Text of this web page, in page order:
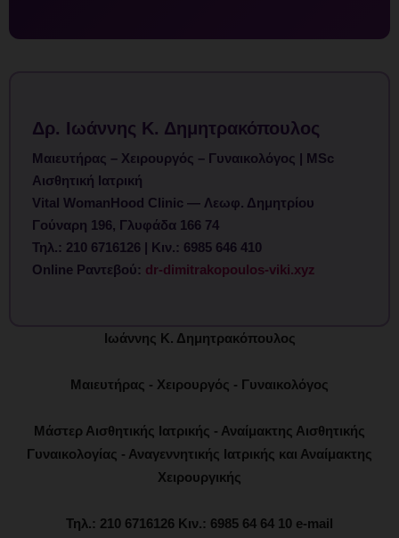
Δρ. Ιωάννης Κ. Δημητρακόπουλος
Μαιευτήρας – Χειρουργός – Γυναικολόγος | MSc
Αισθητική Ιατρική
Vital WomanHood Clinic — Λεωφ. Δημητρίου
Γούναρη 196, Γλυφάδα 166 74
Τηλ.: 210 6716126 | Κιν.: 6985 646 410
Online Ραντεβού: dr-dimitrakopoulos-viki.xyz
Ιωάννης Κ. Δημητρακόπουλος
Μαιευτήρας - Χειρουργός - Γυναικολόγος
Μάστερ Αισθητικής Ιατρικής - Αναίμακτης Αισθητικής
Γυναικολογίας - Αναγεννητικής Ιατρικής και Αναίμακτης
Χειρουργικής
Τηλ.: 210 6716126 Κιν.: 6985 64 64 10 e-mail